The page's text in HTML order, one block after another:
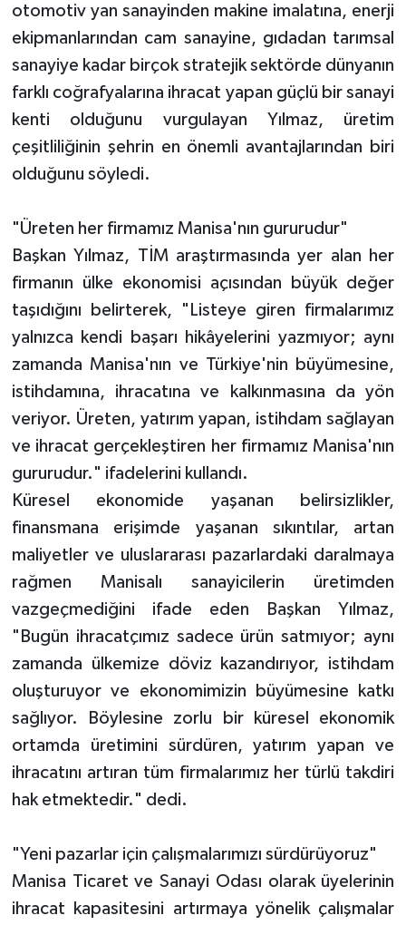
otomotiv yan sanayinden makine imalatına, enerji
ekipmanlarından cam sanayine, gıdadan tarımsal
sanayiye kadar birçok stratejik sektörde dünyanın
farklı coğrafyalarına ihracat yapan güçlü bir sanayi
kenti olduğunu vurgulayan Yılmaz, üretim
çeşitliliğinin şehrin en önemli avantajlarından biri
olduğunu söyledi.
"Üreten her firmamız Manisa'nın gururudur"
Başkan Yılmaz, TİM araştırmasında yer alan her
firmanın ülke ekonomisi açısından büyük değer
taşıdığını belirterek, "Listeye giren firmalarımız
yalnızca kendi başarı hikâyelerini yazmıyor; aynı
zamanda Manisa'nın ve Türkiye'nin büyümesine,
istihdamına, ihracatına ve kalkınmasına da yön
veriyor. Üreten, yatırım yapan, istihdam sağlayan
ve ihracat gerçekleştiren her firmamız Manisa'nın
gururudur." ifadelerini kullandı.
Küresel ekonomide yaşanan belirsizlikler,
finansmana erişimde yaşanan sıkıntılar, artan
maliyetler ve uluslararası pazarlardaki daralmaya
rağmen Manisalı sanayicilerin üretimden
vazgeçmediğini ifade eden Başkan Yılmaz,
"Bugün ihracatçımız sadece ürün satmıyor; aynı
zamanda ülkemize döviz kazandırıyor, istihdam
oluşturuyor ve ekonomimizin büyümesine katkı
sağlıyor. Böylesine zorlu bir küresel ekonomik
ortamda üretimini sürdüren, yatırım yapan ve
ihracatını artıran tüm firmalarımız her türlü takdiri
hak etmektedir." dedi.
"Yeni pazarlar için çalışmalarımızı sürdürüyoruz"
Manisa Ticaret ve Sanayi Odası olarak üyelerinin
ihracat kapasitesini artırmaya yönelik çalışmalar